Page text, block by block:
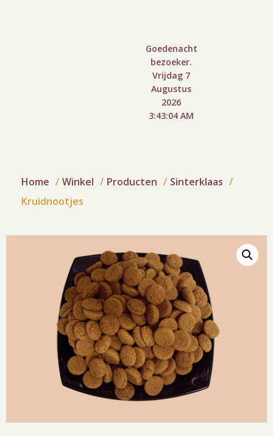
Goedenacht
bezoeker.
Vrijdag 7
Augustus
2026
3:43:05 AM
Home Winkel Producten
Sinterklaas
Kruidnootjes